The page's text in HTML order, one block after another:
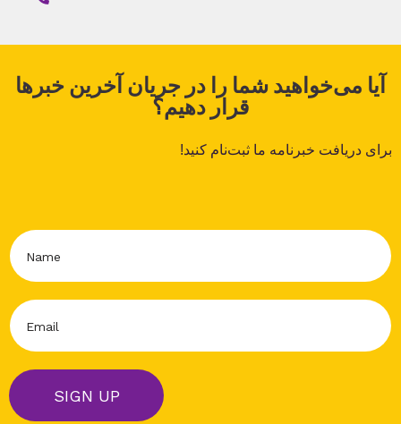
آیا می‌خواهید شما را در جریان آخرین خبرها
قرار دهیم؟
برای دریافت خبرنامه ما ثبت‌نام کنید!
N
a
m
*E
m
a
l
*
SIGN UP